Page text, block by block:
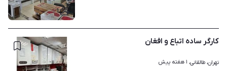
۱
کارگر ساده اتباع و افغان
تهران، طالقانی، ۱ هفته پیش